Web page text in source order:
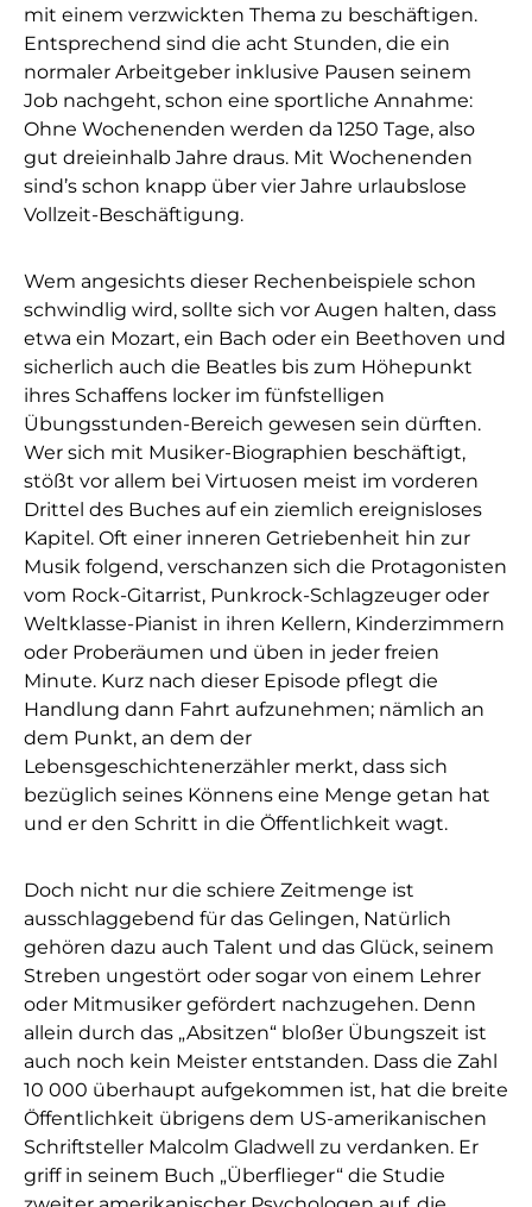
mit einem verzwickten Thema zu beschäftigen.
Entsprechend sind die acht Stunden, die ein
normaler Arbeitgeber inklusive Pausen seinem
Job nachgeht, schon eine sportliche Annahme:
Ohne Wochenenden werden da 1250 Tage, also
gut dreieinhalb Jahre draus. Mit Wochenenden
sind’s schon knapp über vier Jahre urlaubslose
Vollzeit-Beschäftigung.
Wem angesichts dieser Rechenbeispiele schon
schwindlig wird, sollte sich vor Augen halten, dass
etwa ein Mozart, ein Bach oder ein Beethoven und
sicherlich auch die Beatles bis zum Höhepunkt
ihres Schaffens locker im fünfstelligen
Übungsstunden-Bereich gewesen sein dürften.
Wer sich mit Musiker-Biographien beschäftigt,
stößt vor allem bei Virtuosen meist im vorderen
Drittel des Buches auf ein ziemlich ereignisloses
Kapitel. Oft einer inneren Getriebenheit hin zur
Musik folgend, verschanzen sich die Protagonisten
vom Rock-Gitarrist, Punkrock-Schlagzeuger oder
Weltklasse-Pianist in ihren Kellern, Kinderzimmern
oder Proberäumen und üben in jeder freien
Minute. Kurz nach dieser Episode pflegt die
Handlung dann Fahrt aufzunehmen; nämlich an
dem Punkt, an dem der
Lebensgeschichtenerzähler merkt, dass sich
bezüglich seines Könnens eine Menge getan hat
und er den Schritt in die Öffentlichkeit wagt.
Doch nicht nur die schiere Zeitmenge ist
ausschlaggebend für das Gelingen, Natürlich
gehören dazu auch Talent und das Glück, seinem
Streben ungestört oder sogar von einem Lehrer
oder Mitmusiker gefördert nachzugehen. Denn
allein durch das „Absitzen“ bloßer Übungszeit ist
auch noch kein Meister entstanden. Dass die Zahl
10 000 überhaupt aufgekommen ist, hat die breite
Öffentlichkeit übrigens dem US-amerikanischen
Schriftsteller Malcolm Gladwell zu verdanken. Er
griff in seinem Buch „Überflieger“ die Studie